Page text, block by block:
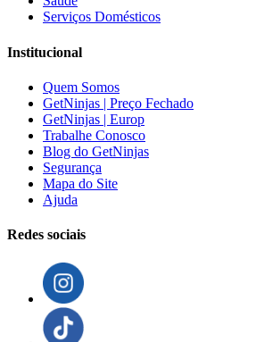
Serviços Domésticos
Institucional
Quem Somos
GetNinjas | Preço Fechado
GetNinjas | Europ
Trabalhe Conosco
Blog do GetNinjas
Segurança
Mapa do Site
Ajuda
Redes sociais